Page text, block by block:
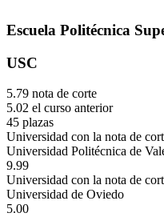
Escuela Politécnica
USC
5.79 nota de corte
5.02 el curso anterior
45 plazas
Universidad con la nota de
Universidad Politécnica de
9.99
Universidad con la nota de
Universidad de Oviedo
5.00